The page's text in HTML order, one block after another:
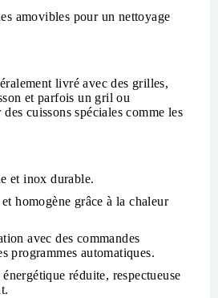
amovibles pour un nettoyage
livré avec des grilles,
et parfois un gril ou
des cuissons spéciales comme les
et inox durable.
homogène grâce à la chaleur
avec des commandes
programmes automatiques.
réduite, respectueuse